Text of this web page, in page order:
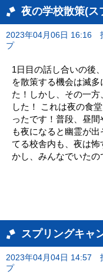
夜の学校散策(ス
2023年04月06日 16:16
プ
1日目の話し合いの後
を散策する機会は滅
た！しかし、その一
した！ これは夜の食
ったです！普段、昼
も夜になると幽霊が
てる校舎内も、夜は
かし、みんなでいたの
スプリングキャ
2023年04月04日 14:57
プ